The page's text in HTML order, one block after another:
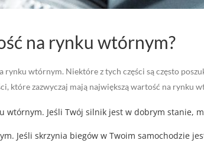
na rynku wtórnym?
wtórnym. Niektóre z tych części są często
które zazwyczaj mają największą wartość na rynku
Jeśli Twój silnik jest w dobrym stanie,
Jeśli skrzynia biegów w Twoim samochodzie